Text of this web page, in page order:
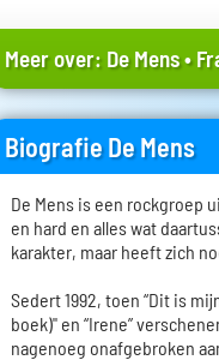
Meer over: De Mens•
Biografie De Mens
De Mens is een rockgroep
en hard en alles wat
karakter, maar heeft zich
Sedert 1992, toen “Dit is
boek)" en “Irene”
nagenoeg onafgebroken